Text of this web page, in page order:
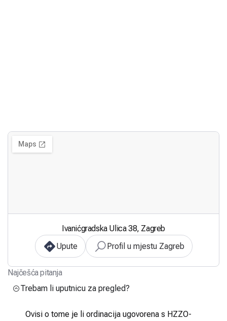
Ivanićgradska Ulica 38, Zagreb
Upute
Profil u mjestu Zagreb
Najčešća pitanja
Trebam li uputnicu za pregled?
Ovisi o tome je li ordinacija ugovorena s HZZO-